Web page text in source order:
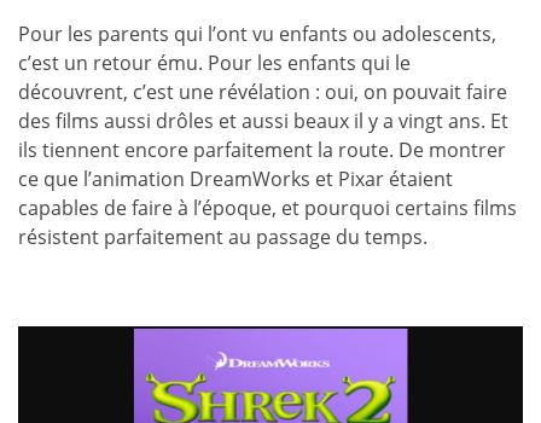
Pour les parents qui l’ont vu enfants ou adolescents,
c’est un retour ému. Pour les enfants qui le
découvrent, c’est une révélation : oui, on pouvait faire
des films aussi drôles et aussi beaux il y a vingt ans. Et
ils tiennent encore parfaitement la route. De montrer
ce que l’animation DreamWorks et Pixar étaient
capables de faire à l’époque, et pourquoi certains films
résistent parfaitement au passage du temps.